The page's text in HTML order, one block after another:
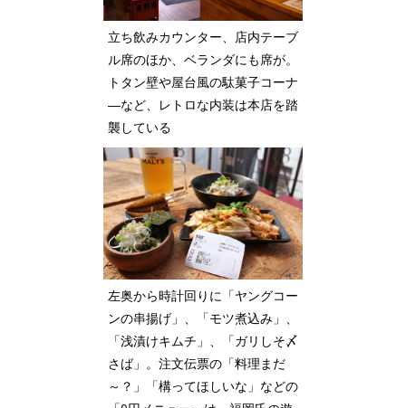
立ち飲みカウンター、店内テーブ
ル席のほか、ベランダにも席が。
トタン壁や屋台風の駄菓子コーナ
―など、レトロな内装は本店を踏
襲している
左奥から時計回りに「ヤングコー
ンの串揚げ」、「モツ煮込み」、
「浅漬けキムチ」、「ガリしそ〆
さば」。注文伝票の「料理まだ
～？」「構ってほしいな」などの